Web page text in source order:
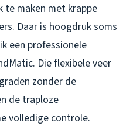
te maken met krappe
Daar is hoogdruk soms
een professionele
Die flexibele veer
zonder de
de traploze
volledige controle.